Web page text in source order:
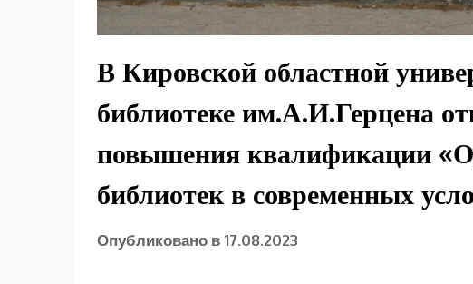
В Кировской областной
библиотеке им.А.И.Герцена
повышения квалификации
библиотек в современных
Опубликовано в 17.08.2023